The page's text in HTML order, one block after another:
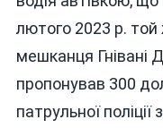
лютого 2023 р.
мешканця Гнівані
пропонував 300
патрульної поліції